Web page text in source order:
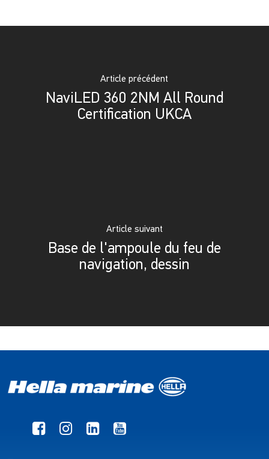
Article précédent
NaviLED 360 2NM All Round
Certification UKCA
Article suivant
Base de l'ampoule du feu de
navigation, dessin